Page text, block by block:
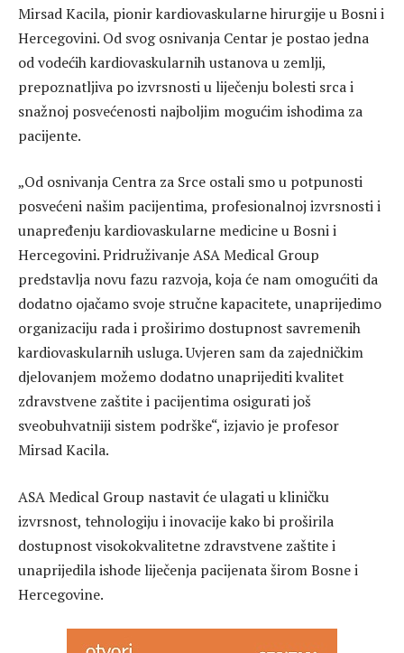
Mirsad Kacila, pionir kardiovaskularne hirurgije u Bosni i
Hercegovini. Od svog osnivanja Centar je postao jedna
od vodećih kardiovaskularnih ustanova u zemlji,
prepoznatljiva po izvrsnosti u liječenju bolesti srca i
snažnoj posvećenosti najboljim mogućim ishodima za
pacijente.
„Od osnivanja Centra za Srce ostali smo u potpunosti
posvećeni našim pacijentima, profesionalnoj izvrsnosti i
unapređenju kardiovaskularne medicine u Bosni i
Hercegovini. Pridruživanje ASA Medical Group
predstavlja novu fazu razvoja, koja će nam omogućiti da
dodatno ojačamo svoje stručne kapacitete, unaprijedimo
organizaciju rada i proširimo dostupnost savremenih
kardiovaskularnih usluga. Uvjeren sam da zajedničkim
djelovanjem možemo dodatno unaprijediti kvalitet
zdravstvene zaštite i pacijentima osigurati još
sveobuhvatniji sistem podrške“, izjavio je profesor
Mirsad Kacila.
ASA Medical Group nastavit će ulagati u kliničku
izvrsnost, tehnologiju i inovacije kako bi proširila
dostupnost visokokvalitetne zdravstvene zaštite i
unaprijedila ishode liječenja pacijenata širom Bosne i
Hercegovine.